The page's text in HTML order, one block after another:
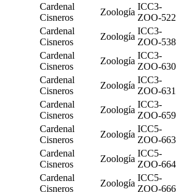
Cardenal
Cisneros
Zoología
ICC3-
ZOO-522
Cardenal
Cisneros
Zoología
ICC3-
ZOO-538
Cardenal
Cisneros
Zoología
ICC3-
ZOO-630
Cardenal
Cisneros
Zoología
ICC3-
ZOO-631
Cardenal
Cisneros
Zoología
ICC3-
ZOO-659
Cardenal
Cisneros
Zoología
ICC5-
ZOO-663
Cardenal
Cisneros
Zoología
ICC5-
ZOO-664
Cardenal
Cisneros
Zoología
ICC5-
ZOO-666